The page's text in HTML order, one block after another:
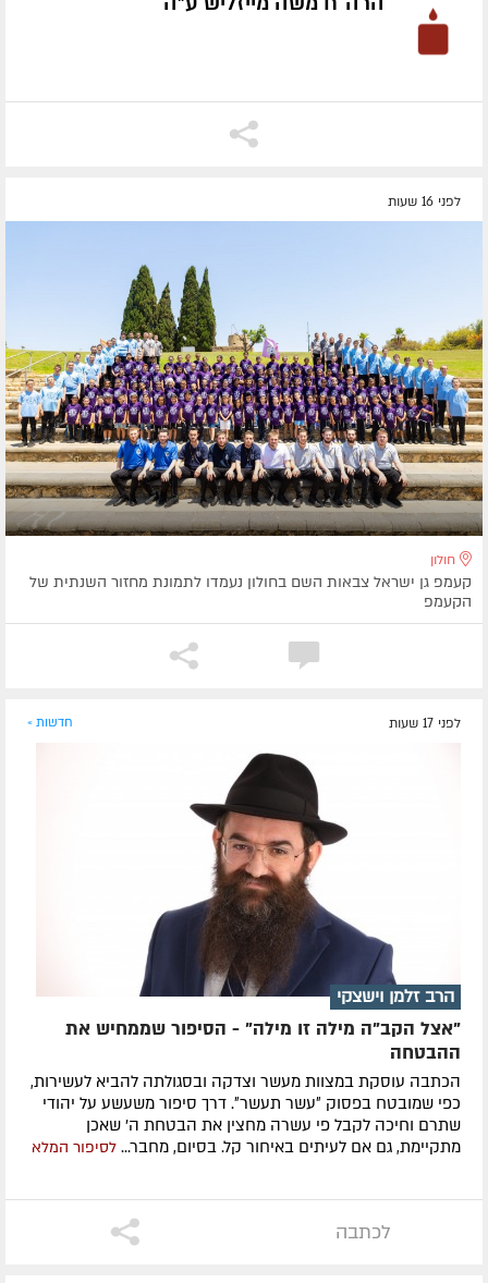
לפני 16 שעות
חולון
קעמפ גן ישראל צבאות השם בחולון נעמדו לתמונת מחזור השנתית של
הקעמפ
לפני 17 שעות חדשות »
הרב זלמן וישצקי
"אצל הקב"ה מילה זו מילה" - הסיפור שממחיש את
ההבטחה
הכתבה עוסקת במצוות מעשר וצדקה ובסגולתה להביא לעשירות,
כפי שמובטח בפסוק ״עשר תעשר״. דרך סיפור משעשע על יהודי
שתרם וחיכה לקבל פי עשרה מחצין את הבטחת ה' שאכן
מתקיימת, גם אם לעיתים באיחור קל. בסיום, מחבר... לסיפור המלא
לכתבה